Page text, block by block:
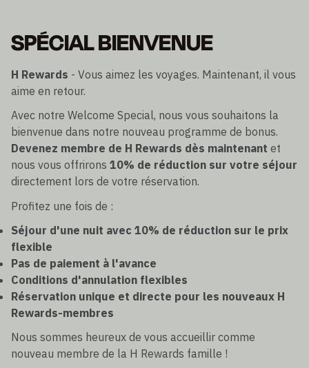
SPÉCIAL BIENVENUE
H Rewards - Vous aimez les voyages. Maintenant, il vous
aime en retour.
Avec notre Welcome Special, nous vous souhaitons la
bienvenue dans notre nouveau programme de bonus.
Devenez membre de H Rewards dès maintenant et
nous vous offrirons 10% de réduction sur votre séjour
directement lors de votre réservation.
Profitez une fois de :
Séjour d'une nuit avec 10% de réduction sur le prix
flexible
Pas de paiement à l'avance
Conditions d'annulation flexibles
Réservation unique et directe pour les nouveaux H
Rewards-membres
Nous sommes heureux de vous accueillir comme
nouveau membre de la H Rewards famille !